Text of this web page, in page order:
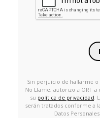
Sin perjuicio de hallarme
No Llame, autorizo a ORT
su política de privacidad.
serán tratados conforme a
Datos